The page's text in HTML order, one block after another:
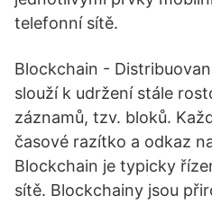
telefonní sítě.
Blockchain -
slouží k udržení stále
záznamů, tzv. bloků.
časové razítko a odkaz
Blockchain je typicky
sítě. Blockchainy jsou